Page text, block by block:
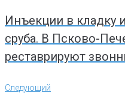
Инъекции в кладку
сруба. В Псково-
реставрируют
Следующий
Следующий